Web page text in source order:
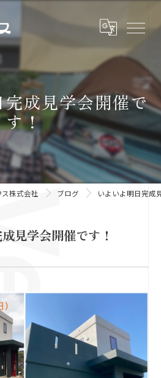
完成見学会開催で
す！
株式会社 ブログ いよいよ明日完成
見学会開催です！